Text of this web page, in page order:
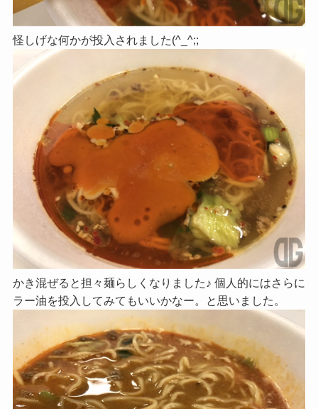
怪しげな何かが投入されました(^_^;;
かき混ぜると担々麺らしくなりました♪ 個人的にはさらに
ラー油を投入してみてもいいかなー。と思いました。